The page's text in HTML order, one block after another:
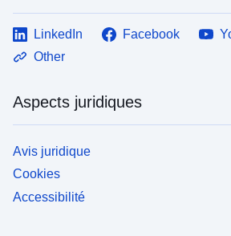
LinkedIn Facebook
Other
Aspects juridiques
Avis juridique
Cookies
Accessibilité